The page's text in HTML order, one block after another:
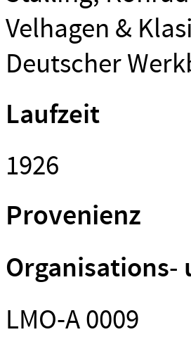
Velhagen &
Deutscher
Laufzeit
1926
Provenienz
Organisations-
LMO-A 0009